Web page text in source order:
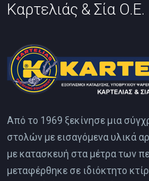
Καρτελιάς & Σία Ο.Ε.
Από το 1969 ξεκίνησε μια
στολών με εισαγόμενα υλικά
με κατασκευή στα μέτρα των
μεταφέρθηκε σε ιδιόκτητο